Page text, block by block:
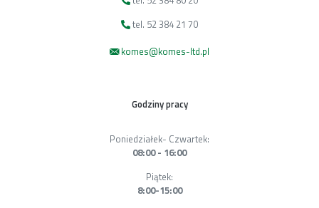
tel. 52 384 21 70
komes@komes-ltd.pl
Godziny pracy
Poniedziałek- Czwartek:
08:00 - 16:00
Piątek:
8:00-15:00